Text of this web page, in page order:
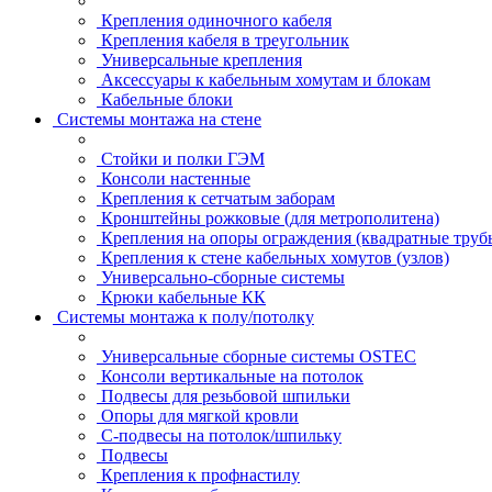
Крепления одиночного кабеля
Крепления кабеля в треугольник
Универсальные крепления
Аксессуары к кабельным хомутам и блокам
Кабельные блоки
Системы монтажа на стене
Стойки и полки ГЭМ
Консоли настенные
Крепления к сетчатым заборам
Кронштейны рожковые (для метрополитена)
Крепления на опоры ограждения (квадратные
Крепления к стене кабельных хомутов (узлов)
Универсально-сборные системы
Крюки кабельные КК
Системы монтажа к полу/потолку
Универсальные сборные системы OSTEC
Консоли вертикальные на потолок
Подвесы для резьбовой шпильки
Опоры для мягкой кровли
С-подвесы на потолок/шпильку
Подвесы
Крепления к профнастилу